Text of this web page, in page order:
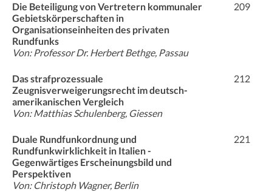
Die Beteiligung von Vertretern kommunaler
Gebietskörperschaften in
Organisationseinheiten des privaten
Rundfunks
Von: Professor Dr. Herbert Bethge, Passau
209
Das strafprozessuale
Zeugnisverweigerungsrecht im deutsch-
amerikanischen Vergleich
Von: Matthias Schulenberg, Giessen
212
Duale Rundfunkordnung und
Rundfunkwirklichkeit in Italien -
Gegenwärtiges Erscheinungsbild und
Perspektiven
Von: Christoph Wagner, Berlin
221